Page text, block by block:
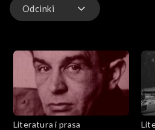
odpowiedzialności w wyborze
zaangażowania pisarzy Śląska i
Odcinki
Literatura i prasa